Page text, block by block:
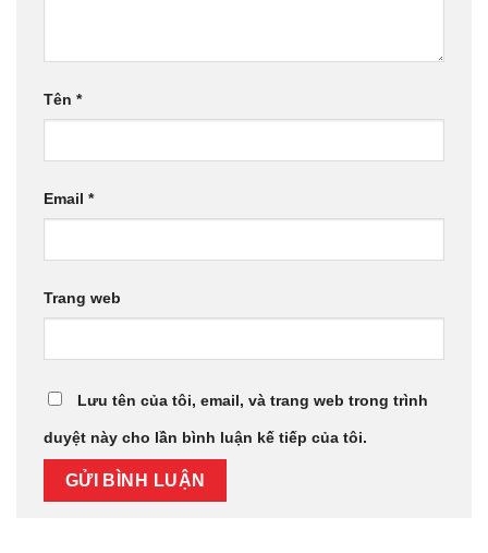
Tên *
Email *
Trang web
Lưu tên của tôi, email, và trang web trong trình
duyệt này cho lần bình luận kế tiếp của tôi.